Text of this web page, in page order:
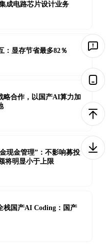
成电路芯片设计业务
：显存节省最多82％
略合作，以国产AI算力加
现金管理”：不影响募投
将明显小于上限
栈国产AI Coding：国产